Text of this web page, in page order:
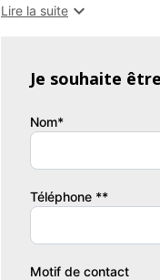
Extérieurs :
Stationnements (couverts
vélos et local ordures
Hall et circulations
ascenseur accessible
Lire la suite 
Je souhaite
Nom*
Téléphone **
Motif de contact